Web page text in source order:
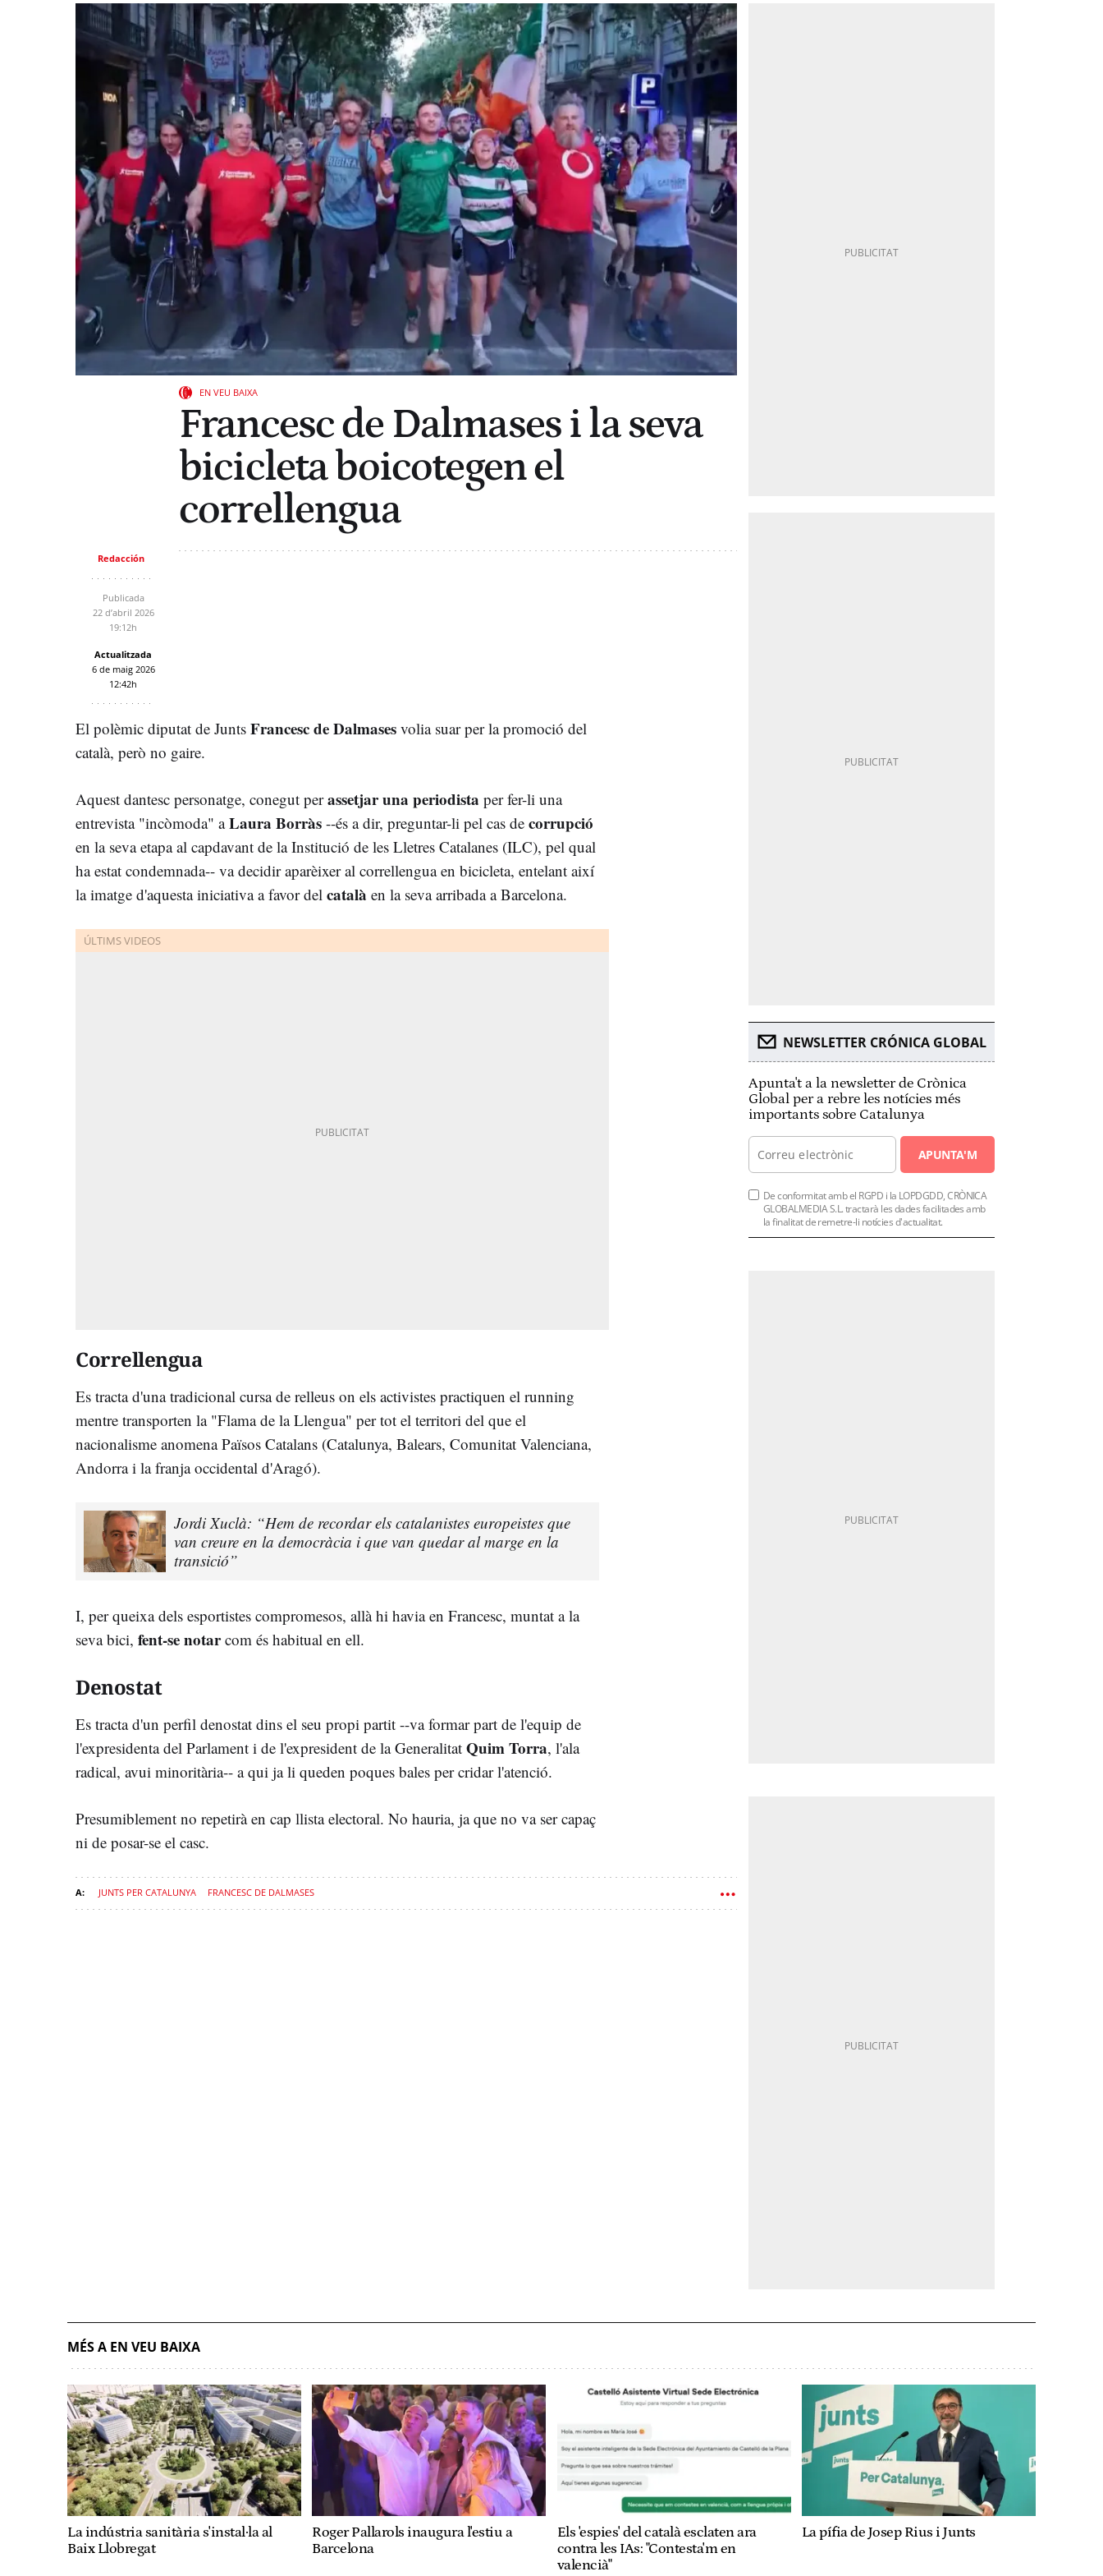
EN VEU BAIXA
Francesc de Dalmases i la seva
bicicleta boicotegen el
correllengua
Redacción
Publicada
22 d’abril 2026
19:12h
Actualitzada
6 de maig 2026
12:42h
El polèmic diputat de Junts Francesc de Dalmases volia suar per la promoció del
català, però no gaire.
Aquest dantesc personatge, conegut perassetjar una periodista per fer-li una
entrevista "incòmoda" aLaura Borràs --és a dir, preguntar-li pel cas de corrupció
en la seva etapa al capdavant de la Institució de les Lletres Catalanes (ILC), pel qual
ha estat condemnada-- va decidir aparèixer al correllengua en bicicleta, entelant així
la imatge d'aquesta iniciativa a favor del català en la seva arribada a Barcelona.
Correllengua
Es tracta d'una tradicional cursa de relleus on els activistes practiquen el running
mentre transporten la "Flama de la Llengua" per tot el territori del que el
nacionalisme anomena Països Catalans (Catalunya, Balears, Comunitat Valenciana,
Andorra i la franja occidental d'Aragó).
Jordi Xuclà: “Hem de recordar els catalanistes europeistes que
van creure en la democràcia i que van quedar al marge en la
transició”
I, per queixa dels esportistes compromesos, allà hi havia en Francesc, muntat a la
seva bici, fent-se notarcom és habitual en ell.
Denostat
Es tracta d'un perfil denostat dins el seu propi partit --va formar part de l'equip de
l'expresidenta del Parlament i de l'expresident de la Generalitat Quim Torra, l'ala
radical, avui minoritària-- a qui ja li queden poques bales per cridar l'atenció.
Presumiblement no repetirà en cap llista electoral. No hauria, ja que no va ser capaç
ni de posar-se el casc.
JUNTS PER CATALUNYA FRANCESC DE DALMASES
NEWSLETTER CRÓNICA GLOBAL
Apunta't a la newsletter de Crònica
Global per a rebre les notícies més
importants sobre Catalunya
APUNTA'M
De conformitat amb el RGPD i la LOPDGDD, CRÒNICA
GLOBALMEDIA S.L. tractarà les dades facilitades amb
la finalitat de remetre-li notícies d'actualitat.
MÉS A EN VEU BAIXA
La indústria sanitària s'instal·la al
Baix Llobregat
Roger Pallarols inaugura l'estiu a
Barcelona
Els 'espies' del català esclaten ara
contra les IAs: "Contesta'm en
valencià"
La pífia de Josep Rius i Junts